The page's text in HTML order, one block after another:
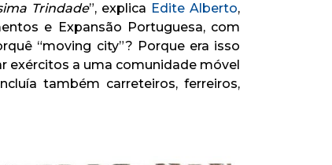
Trindade”, explica Edite Alberto,
e Expansão Portuguesa, com
“moving city”? Porque era isso
exércitos a uma comunidade móvel
também carreteiros, ferreiros,